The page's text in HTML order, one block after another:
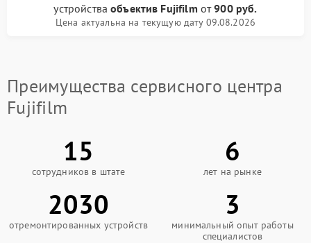
устройстваобъектив Fujifilm от900 руб.
Цена актуальна на текущую дату 09.08.2026
Преимущества сервисного центра
Fujifilm
15
сотрудников в штате
6
лет на рынке
2030
отремонтированных устройств
3
минимальный опыт работы
специалистов